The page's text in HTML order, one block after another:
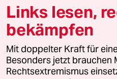
© 2026 taz Verlags und
Alle Rechte vorbehalten. Bei
wenden Sie sich bitte an
Links lesen,
bekämpfen
Mit doppelter Kraft für
Besonders jetzt brauchen
Rechtsextremismus